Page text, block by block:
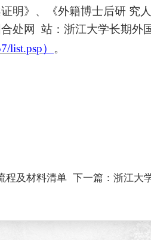
明》、《外籍博士后研 究
处网 站：浙江大学长期外
list.psp） 。
程及材料清单 下一篇：浙江大